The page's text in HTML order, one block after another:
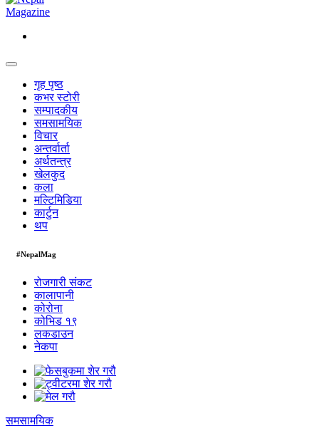
गृह पृष्ठ
कभर स्टोरी
सम्पादकीय
समसामयिक
विचार
अन्तर्वार्ता
अर्थतन्त्र
खेलकुद
कला
मल्टिमिडिया
कार्टुन
थप
#NepalMag
रोजगारी संकट
कालापानी
कोरोना
कोभिड १९
लकडाउन
नेकपा
समसामयिक